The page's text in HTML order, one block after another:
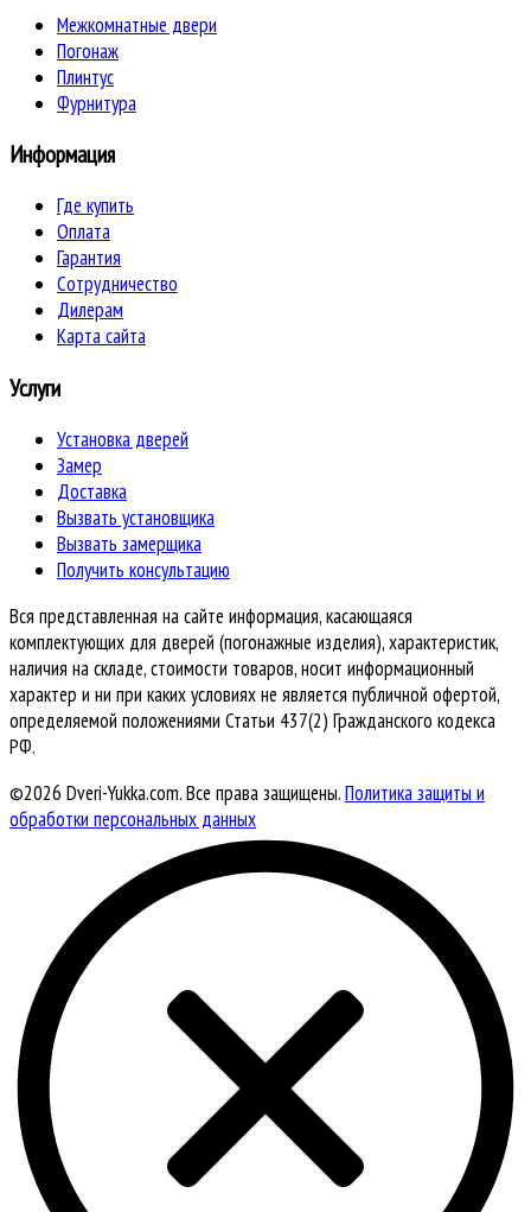
Межкомнатные двери
Погонаж
Плинтус
Фурнитура
Информация
Где купить
Оплата
Гарантия
Сотрудничество
Дилерам
Карта сайта
Услуги
Установка дверей
Замер
Доставка
Вызвать установщика
Вызвать замерщика
Получить консультацию
Вся представленная на сайте информация, касающаяся
комплектующих для дверей (погонажные изделия), характеристик,
наличия на складе, стоимости товаров, носит информационный
характер и ни при каких условиях не является публичной офертой,
определяемой положениями Статьи 437(2) Гражданского кодекса
РФ.
©2026 Dveri-Yukka.com. Все права защищены.Политика защиты и
обработки персональных данных